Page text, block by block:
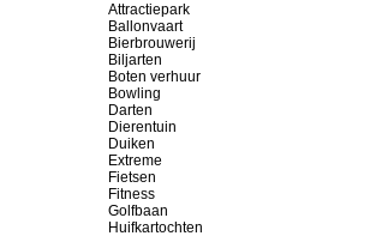
Attractiepark
Ballonvaart
Bierbrouwerij
Biljarten
Boten verhuur
Bowling
Darten
Dierentuin
Duiken
Extreme
Fietsen
Fitness
Golfbaan
Huifkartochten